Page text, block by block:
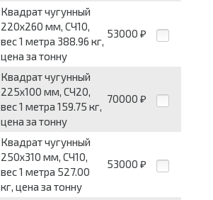
Квадрат чугунный
220x260 мм, СЧ10,
вес 1 метра 388.96 кг,
цена за тонну
53000 ₽
Квадрат чугунный
225x100 мм, СЧ20,
вес 1 метра 159.75 кг,
цена за тонну
70000 ₽
Квадрат чугунный
250x310 мм, СЧ10,
вес 1 метра 527.00
кг, цена за тонну
53000 ₽